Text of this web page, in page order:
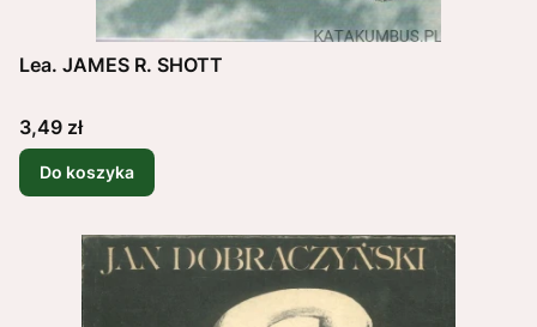
Lea. JAMES R. SHOTT
Cena
3,49 zł
Do koszyka